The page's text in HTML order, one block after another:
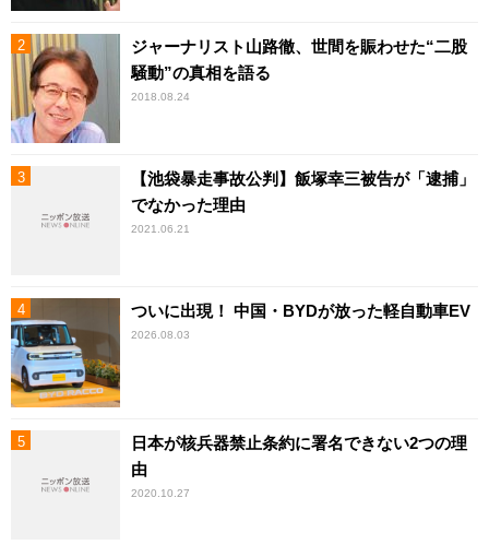
ジャーナリスト山路徹、世間を賑わせた“二股
騒動”の真相を語る
2018.08.24
【池袋暴走事故公判】飯塚幸三被告が「逮捕」
でなかった理由
2021.06.21
ついに出現！ 中国・BYDが放った軽自動車EV
2026.08.03
日本が核兵器禁止条約に署名できない2つの理
由
2020.10.27